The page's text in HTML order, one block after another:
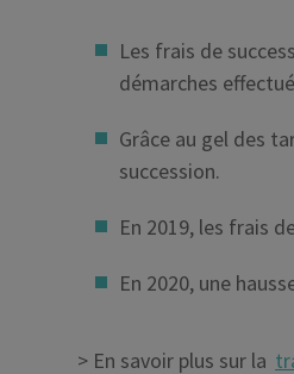
Les frais de
démarches
Grâce au gel des
succession.
En 2019, les frais
En 2020, une
> En savoir plus sur la